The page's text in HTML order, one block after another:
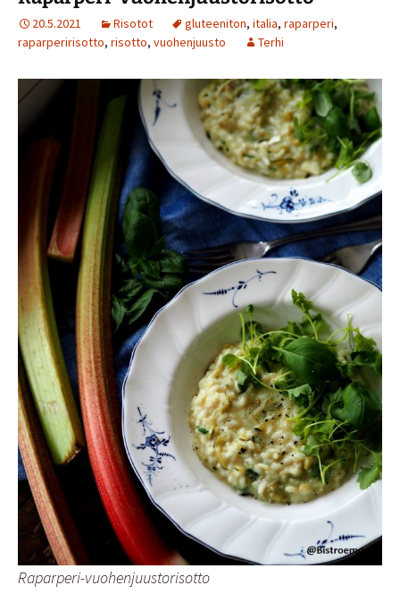
20.5.2021 Risotot gluteeniton, italia, raparperi,
raparperirisotto, risotto, vuohenjuusto Terhi
Raparperi-vuohenjuustorisotto